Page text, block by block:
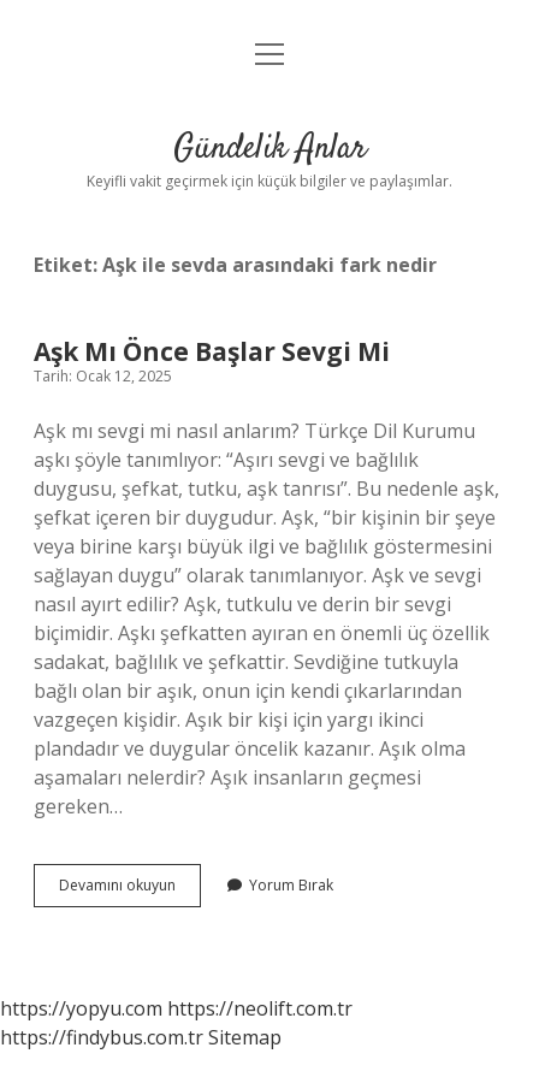
Anasayfa
Yasal Uyarı
menüyü
Gündelik Anlar
Keyifli vakit geçirmek için küçük bilgiler ve paylaşımlar.
Etiket:Aşk ile sevda arasındaki fark nedir
Aşk Mı Önce Başlar Sevgi Mi
Tarih: Ocak 12, 2025
Aşk mı sevgi mi nasıl anlarım? Türkçe Dil Kurumu
aşkı şöyle tanımlıyor: “Aşırı sevgi ve bağlılık
duygusu, şefkat, tutku, aşk tanrısı”. Bu nedenle aşk,
şefkat içeren bir duygudur. Aşk, “bir kişinin bir şeye
veya birine karşı büyük ilgi ve bağlılık göstermesini
sağlayan duygu” olarak tanımlanıyor. Aşk ve sevgi
nasıl ayırt edilir? Aşk, tutkulu ve derin bir sevgi
biçimidir. Aşkı şefkatten ayıran en önemli üç özellik
sadakat, bağlılık ve şefkattir. Sevdiğine tutkuyla
bağlı olan bir aşık, onun için kendi çıkarlarından
vazgeçen kişidir. Aşık bir kişi için yargı ikinci
plandadır ve duygular öncelik kazanır. Aşık olma
aşamaları nelerdir? Aşık insanların geçmesi
gereken…
Devamını okuyun
Mı
Yorum Bırak
https://yopyu.com https://neolift.com.tr
https://findybus.com.trSitemap